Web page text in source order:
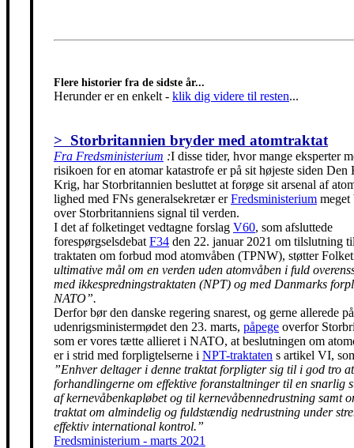
Flere historier fra de sidste år...
Herunder er en enkelt - klik dig videre til resten...
> Storbritannien bryder med atomtraktat
Fra Fredsministerium :I disse tider, hvor mange eksperter
risikoen for en atomar katastrofe er på sit højeste siden Den
Krig, har Storbritannien besluttet at forøge sit arsenal af
lighed med FNs generalsekretær erFredsministerium meget
over Storbritanniens signal til verden.
I det af folketinget vedtagne forslag V60, som afsluttede
forespørgselsdebat F34 den 22. januar 2021 om tilslutning
traktaten om forbud mod atomvåben (TPNW), støtter
ultimative mål om en verden uden atomvåben i fuld
med ikkespredningstraktaten (NPT) og med Danmarks
NATO”.
Derfor bør den danske regering snarest, og gerne allerede på
udenrigsministermødet den 23. marts, påpege overfor
som er vores tætte allieret i NATO, at beslutningen om
er i strid med forpligtelserne i NPT-traktaten s artikel VI,
”Enhver deltager i denne traktat forpligter sig til i god tro
forhandlingerne om effektive foranstaltninger til en snarlig
af kernevåbenkapløbet og til kernevåbennedrustning samt
traktat om almindelig og fuldstændig nedrustning under
effektiv international kontrol.”
Fredsministerium - marts 2021